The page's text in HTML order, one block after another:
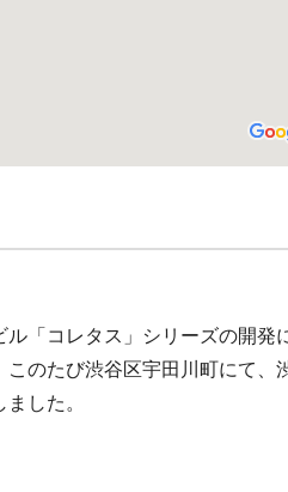
ル「コレタス」シリーズの開
このたび渋谷区宇田川町にて
した。